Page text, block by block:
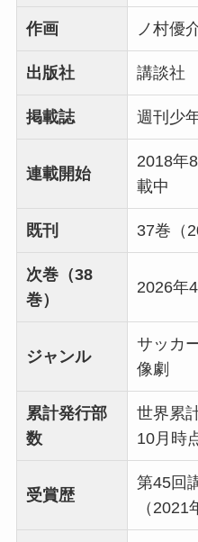
作画 ノ村優
出版社 講談社
掲載誌 週刊少
連載開始
2018年
載中
既刊 37巻（
次巻（38
巻）
2026年
ジャンル
サッカ
像劇
累計発行部
数
世界累
10月時
受賞歴
第45回
（2021